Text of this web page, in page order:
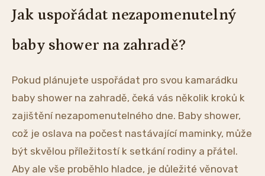
Jak uspořádat nezapomenutelný
baby shower na zahradě?
Pokud plánujete uspořádat pro svou kamarádku
baby shower na zahradě, čeká vás několik kroků k
zajištění nezapomenutelného dne. Baby shower,
což je oslava na počest nastávající maminky, může
být skvělou příležitostí k setkání rodiny a přátel.
Aby ale vše proběhlo hladce, je důležité věnovat